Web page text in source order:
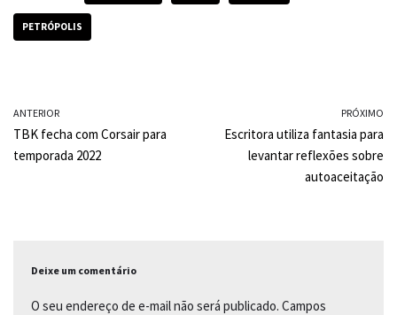
b
k
s
PETRÓPOLIS
ANTERIOR
TBK fecha com Corsair para
temporada 2022
PRÓXIMO
Escritora utiliza fantasia para
levantar reflexões sobre
autoaceitação
Deixe um comentário
O seu endereço de e-mail não será publicado. Campos